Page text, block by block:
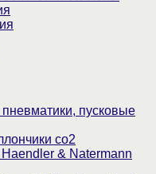
пусковые
со2
& Natermann